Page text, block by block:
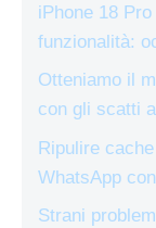
iPhone 18
funzionalità:
Otteniamo il
con gli scatti
Ripulire
WhatsApp
Strani